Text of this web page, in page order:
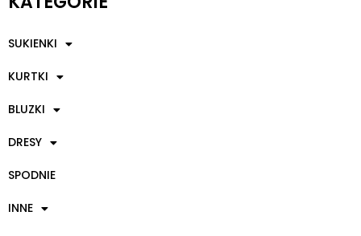
SUKIENKI
KURTKI
BLUZKI
DRESY
SPODNIE
INNE